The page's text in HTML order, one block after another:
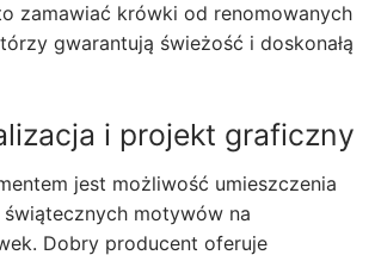
zamawiać krówki od renomowanych
gwarantują świeżość i doskonałą
i projekt graficzny
jest możliwość umieszczenia
motywów na
Dobry producent oferuje